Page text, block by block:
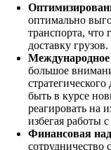
оптимально
транспорта, что
доставку грузов.
Международное
большое
быть в курсе
реагировать на
избегая работы
Финансовая